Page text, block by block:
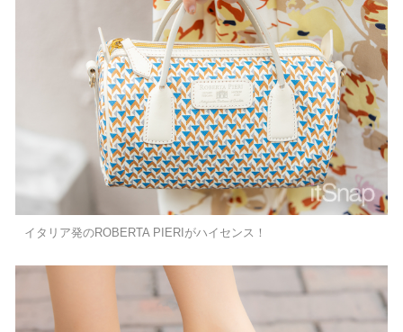
イタリア発のROBERTA PIERIがハイセンス！